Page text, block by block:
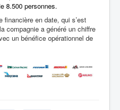
8.500 personnes.
financière en date, qui s’est
compagnie a généré un chiffre
un bénéfice opérationnel de